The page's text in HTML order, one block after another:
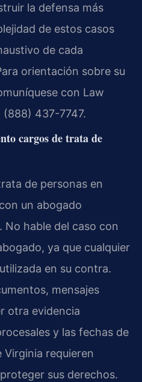
la defensa más
de estos casos
de cada
orientación sobre su
con Law
(888) 437-7747.
cargos de trata de
de personas en
un abogado
No hable del caso con
ya que cualquier
en su contra.
mensajes
otra evidencia
y las fechas de
Virginia requieren
sus derechos.